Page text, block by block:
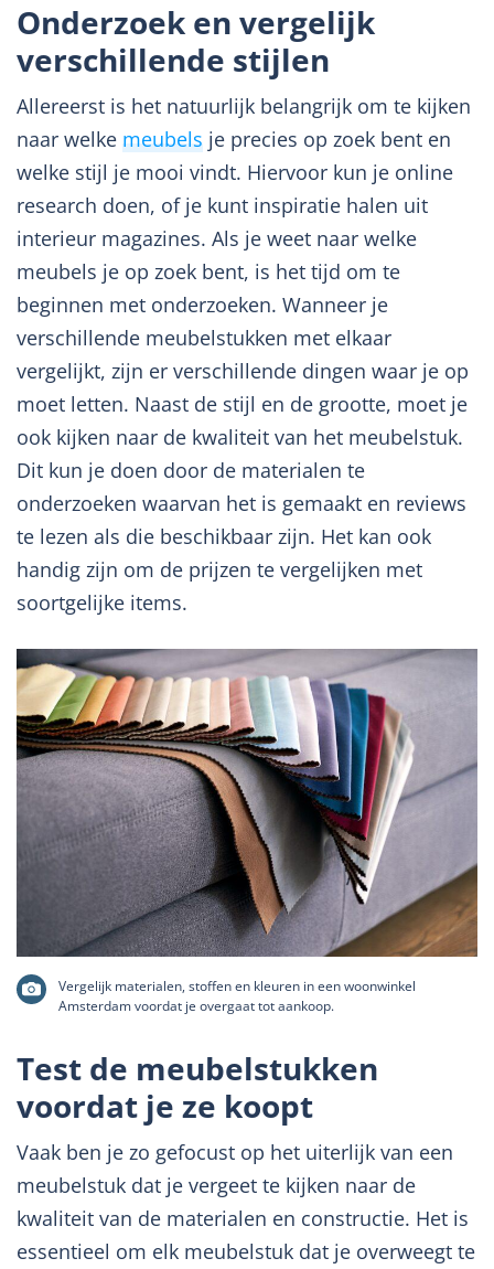
Onderzoek en vergelijk
verschillende stijlen
Allereerst is het natuurlijk belangrijk om te kijken
naar welke meubels je precies op zoek bent en
welke stijl je mooi vindt. Hiervoor kun je online
research doen, of je kunt inspiratie halen uit
interieur magazines. Als je weet naar welke
meubels je op zoek bent, is het tijd om te
beginnen met onderzoeken. Wanneer je
verschillende meubelstukken met elkaar
vergelijkt, zijn er verschillende dingen waar je op
moet letten. Naast de stijl en de grootte, moet je
ook kijken naar de kwaliteit van het meubelstuk.
Dit kun je doen door de materialen te
onderzoeken waarvan het is gemaakt en reviews
te lezen als die beschikbaar zijn. Het kan ook
handig zijn om de prijzen te vergelijken met
soortgelijke items.
Vergelijk materialen, stoffen en kleuren in een woonwinkel
Amsterdam voordat je overgaat tot aankoop.
Test de meubelstukken
voordat je ze koopt
Vaak ben je zo gefocust op het uiterlijk van een
meubelstuk dat je vergeet te kijken naar de
kwaliteit van de materialen en constructie. Het is
essentieel om elk meubelstuk dat je overweegt te